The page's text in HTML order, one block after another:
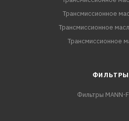
Трансмиссионное
Трансмиссионное
Трансмиссионное
ФИЛЬТРЫ
Фильтры MANN-